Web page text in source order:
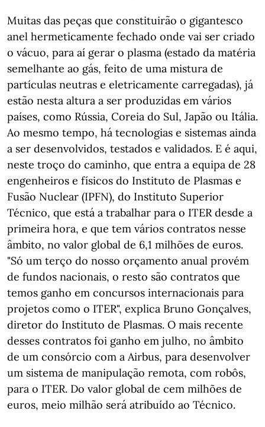
Muitas das peças que constituirão o gigantesco
anel hermeticamente fechado onde vai ser criado
o vácuo, para aí gerar o plasma (estado da matéria
semelhante ao gás, feito de uma mistura de
partículas neutras e eletricamente carregadas), já
estão nesta altura a ser produzidas em vários
países, como Rússia, Coreia do Sul, Japão ou Itália.
Ao mesmo tempo, há tecnologias e sistemas ainda
a ser desenvolvidos, testados e validados. E é aqui,
neste troço do caminho, que entra a equipa de 28
engenheiros e físicos do Instituto de Plasmas e
Fusão Nuclear (IPFN), do Instituto Superior
Técnico, que está a trabalhar para o ITER desde a
primeira hora, e que tem vários contratos nesse
âmbito, no valor global de 6,1 milhões de euros.
"Só um terço do nosso orçamento anual provém
de fundos nacionais, o resto são contratos que
temos ganho em concursos internacionais para
projetos como o ITER", explica Bruno Gonçalves,
diretor do Instituto de Plasmas. O mais recente
desses contratos foi ganho em julho, no âmbito
de um consórcio com a Airbus, para desenvolver
um sistema de manipulação remota, com robôs,
para o ITER. Do valor global de cem milhões de
euros, meio milhão será atribuído ao Técnico.